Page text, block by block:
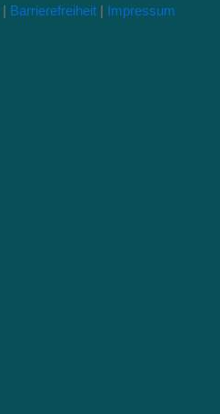
Barrierefreiheit Impressum